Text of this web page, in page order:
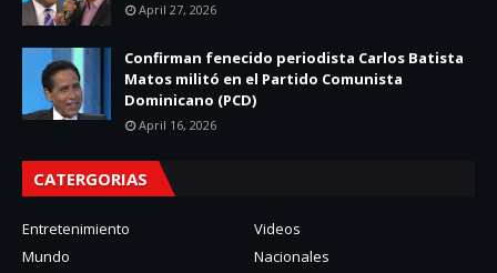
April 27, 2026
Confirman fenecido periodista Carlos Batista
Matos militó en el Partido Comunista
Dominicano (PCD)
April 16, 2026
CATERGORIAS
Entretenimiento
Videos
Mundo
Nacionales